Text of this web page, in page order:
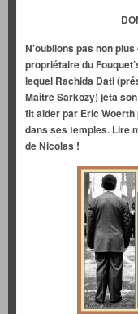
N’oublions pas non
propriétaire du
lequel Rachida Dati
Maître Sarkozy) jeta
fit aider par Eric Woerth
dans ses temples. Lire
de Nicolas !